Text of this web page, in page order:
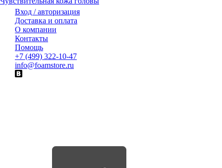
Вход / авторизация
Доставка и оплата
О компании
Контакты
Помощь
+7 (499) 322-10-47
info@foamstore.ru